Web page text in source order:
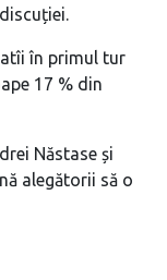
în primul tur
17 % din
Năstase și
alegătorii să o